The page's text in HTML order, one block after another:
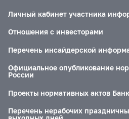
Личный кабинет участника
Отношения с инвесторами
Перечень инсайдерской
Официальное опубликование
России
Проекты нормативных актов
Перечень нерабочих